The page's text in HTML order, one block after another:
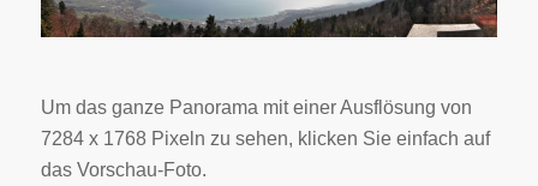
Um das ganze Panorama mit einer Ausflösung von
7284 x 1768 Pixeln zu sehen, klicken Sie einfach auf
das Vorschau-Foto.